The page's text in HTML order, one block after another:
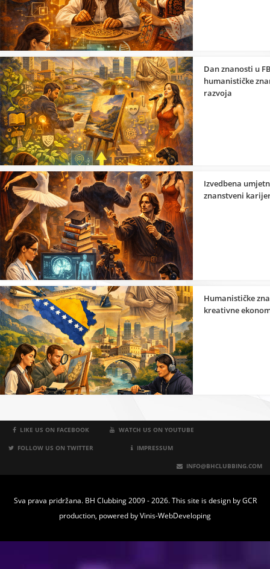
Dan znanosti u
humanističke
razvoja
Izvedbena
znanstveni
Humanističke
kreativne
LIKE US ON FACEBOOK WATCH US ON YOUTUBE
FOLLOW US ON TWITTER IMPRESSUM
INFO@BHCLUBBING.COM
Sva prava pridržana. BH Clubbing 2009 - 2026. This site is design byGCR
production, powered byVinis-WebDeveloping